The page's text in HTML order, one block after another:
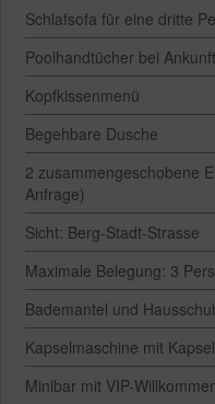
Schlafsofa für eine dritte
Poolhandtücher bei
Kopfkissenmenü
Begehbare Dusche
2 zusammengeschobene
Anfrage)
Sicht: Berg-Stadt-Strasse
Maximale Belegung: 3
Bademantel und
Kapselmaschine mit
Minibar mit VIP-